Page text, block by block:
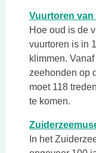
Vuurtoren van
Hoe oud is de
vuurtoren is in
klimmen.
zeehonden op
moet 118
te komen.
In het